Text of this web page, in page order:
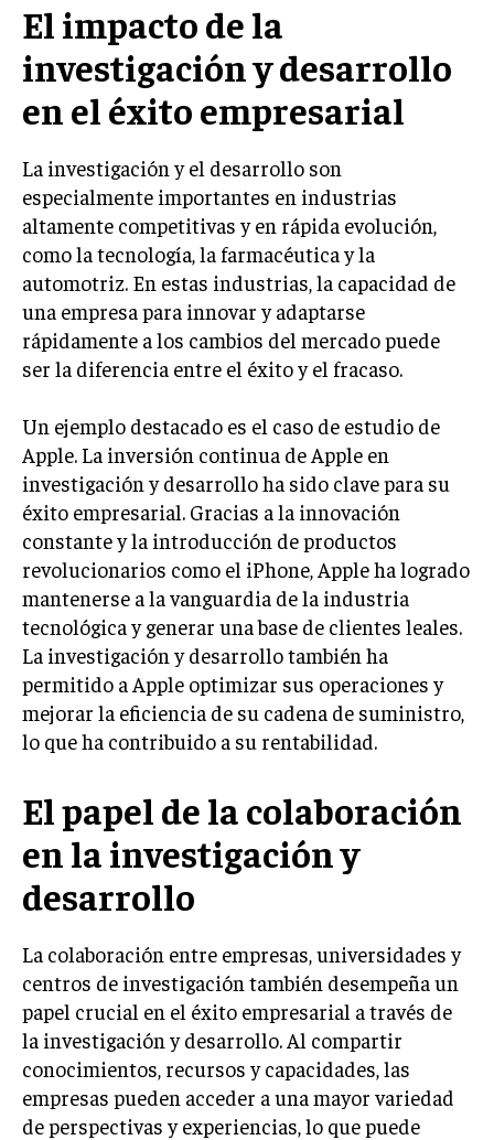
HABILIDADES DIRECTIVAS
EMPRENDIMIENTO
PLANIFICACIÓN EMPRESARIAL
FINANZAS Y CONTABILIDAD
GESTIÓN DE RECURSOS FINANCIEROS
INVERSIONES Y MERCADOS FINANCIEROS
CONTABILIDAD EMPRESARIAL
ECONOMÍA EMPRESARIAL
COMERCIO INTERNACIONAL
EXPANSIÓN GLOBAL
IMPORTACIÓN Y EXPORTACIÓN
ALIANZAS ESTRATÉGICAS
TECNOLOGIA
SOSTENIBILIDAD Y MEDIO AMBIENTE
GESTIÓN DE LA INNOVACIÓN TECNOLÓGICA
TRANSFORMACIÓN DIGITAL
INTELLIGENCE
CIBERSEGURIDAD EMPRESARIAL
ESTRATEGIA
EMPRESAS FAMILIARES Y SUCESIÓN
GESTIÓN DEL RIESGO EMPRESARIAL
NEGOCIACIÓN Y RESOLUCIÓN DE CONFLICTOS
DERECHO EMPRESARIAL Y REGULACIONES
ÉXITO EMPRESARIAL Y CASOS DE ESTUDIO
GOBIERNO CORPORATIVO
El impacto de la
investigación y desarrollo
en el éxito empresarial
La investigación y el desarrollo son
especialmente importantes en industrias
altamente competitivas y en rápida evolución,
como la tecnología, la farmacéutica y la
automotriz. En estas industrias, la capacidad de
una empresa para innovar y adaptarse
rápidamente a los cambios del mercado puede
ser la diferencia entre el éxito y el fracaso.
Un ejemplo destacado es el caso de estudio de
Apple. La inversión continua de Apple en
investigación y desarrollo ha sido clave para su
éxito empresarial. Gracias a la innovación
constante y la introducción de productos
revolucionarios como el iPhone, Apple ha logrado
mantenerse a la vanguardia de la industria
tecnológica y generar una base de clientes leales.
La investigación y desarrollo también ha
permitido a Apple optimizar sus operaciones y
mejorar la eficiencia de su cadena de suministro,
lo que ha contribuido a su rentabilidad.
El papel de la colaboración
en la investigación y
desarrollo
La colaboración entre empresas, universidades y
centros de investigación también desempeña un
papel crucial en el éxito empresarial a través de
la investigación y desarrollo. Al compartir
conocimientos, recursos y capacidades, las
empresas pueden acceder a una mayor variedad
de perspectivas y experiencias, lo que puede